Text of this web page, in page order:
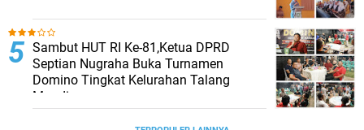
Sambut HUT RI Ke-81,Ketua DPRD
Septian Nugraha Buka Turnamen
Domino Tingkat Kelurahan Talang
Mandi